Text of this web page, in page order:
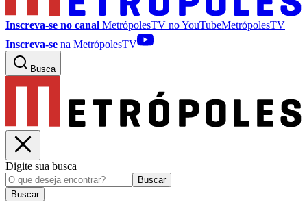
Inscreva-se no canal MetrópolesTV noYouTubeMetrópolesTV
Inscreva-se na MetrópolesTV
Busca
Digite sua busca
Buscar
Buscar